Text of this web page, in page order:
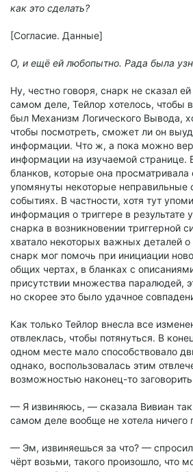
как это сделать?
[Согласие. Данные]
О, и ещё ей любопытно. Рада была
Ну, честно говоря, снарк не сказал
самом деле, Тейлор хотелось, чтобы
был Механизм Логического Вывода,
чтобы посмотреть, сможет ли он
информации. Что ж, а пока можно
информации на изучаемой странице.
бланков, которые она просматривала
упомянуты некоторые неправильные
событиях. В частности, хотя тут
информация о триггере в результате
снарка в возникновении триггерной
хватало некоторых важных деталей
снарк мог помочь при инициации
общих чертах, в бланках с
присутствии множества паралюдей,
но скорее это было удачное
Как только Тейлор внесла все
отвлеклась, чтобы потянуться. В
одном месте мало способствовало
однако, воспользовалась этим
возможностью наконец-то
— Я извиняюсь, — сказала Вивиан
самом деле вообще не хотела ничего
— Эм, извиняешься за что? —
чёрт возьми, такого произошло, что